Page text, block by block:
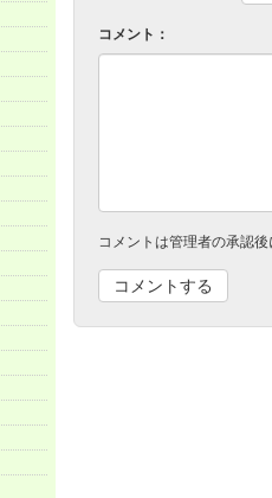
コメント：
コメントは管理者の承認